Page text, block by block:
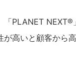
PLANET
高いと顧客から